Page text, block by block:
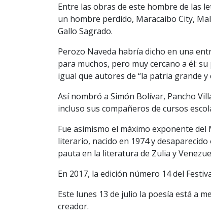
Entre las obras de este hombre de las
un hombre perdido, Maracaibo City,
Gallo Sagrado.
Perozo Naveda habría dicho en una
para muchos, pero muy cercano a él:
igual que autores de “la patria grande y
Así nombró a Simón Bolívar, Pancho
incluso sus compañeros de cursos
Fue asimismo el máximo exponente
literario, nacido en 1974 y
pauta en la literatura de Zulia y
En 2017, la edición número 14 del
Este lunes 13 de julio la poesía está a
creador.